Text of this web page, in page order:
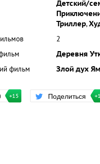
Детский/
Триллер,
2
Деревня
фильм
Злой дух
+15 Поделиться